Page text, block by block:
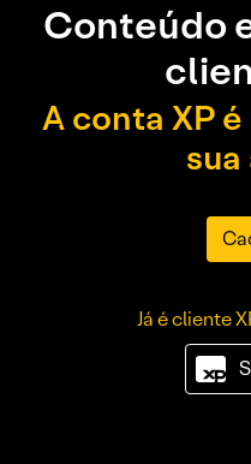
Conteúdo
A conta XP
sua
Já é cliente